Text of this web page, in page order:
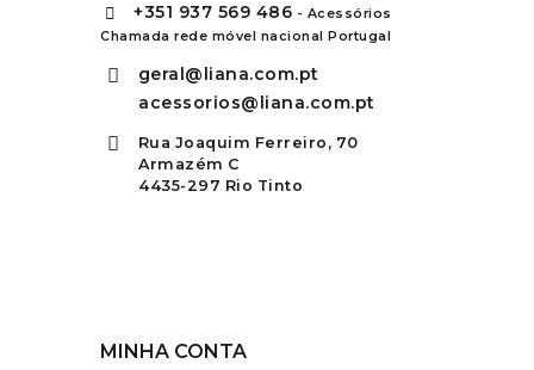
+351 937 569 486 - Acessórios
Chamada rede móvel nacional Portugal
geral@liana.com.pt
acessorios@liana.com.pt
Rua Joaquim Ferreiro, 70
Armazém C
4435-297 Rio Tinto
MINHA CONTA